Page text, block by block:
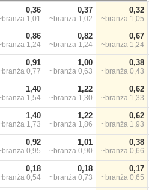
0,36
1,01
0,37
~branża 1,02
0,32
~branża 1,05
0,86
1,24
0,82
~branża 1,24
0,67
~branża 1,24
0,91
0,77
1,00
~branża 0,63
0,38
~branża 0,43
1,40
1,54
1,22
~branża 1,30
0,62
~branża 1,33
1,40
1,73
1,22
~branża 1,86
0,62
~branża 1,93
0,92
0,95
1,01
~branża 0,90
0,38
~branża 0,66
0,18
0,54
0,18
~branża 0,73
0,17
~branża 0,65